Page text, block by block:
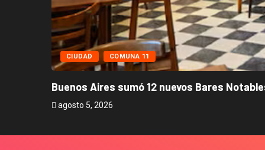
CIUDAD COMUNA 11
Buenos Aires sumó 12 nuevos Bares
agosto 5, 2026